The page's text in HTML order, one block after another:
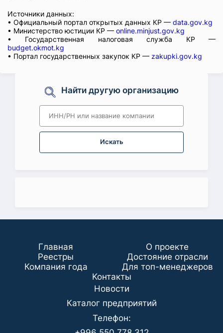
Источники данных:
• Официальный портал открытых данных КР — data.gov.kg
• Министерство юстиции КР — online.minjust.gov.kg
• Государственная налоговая служба КР —
budget.okmot.kg
• Портал государственных закупок КР — zakupki.gov.kg
Найти другую организацию
Искать
Главная
О проекте
Реестры
Достояние отрасли
Компания года
Для топ-менеджеров
Koнтaкты
Новости
Каталог предприятий
Телефон: